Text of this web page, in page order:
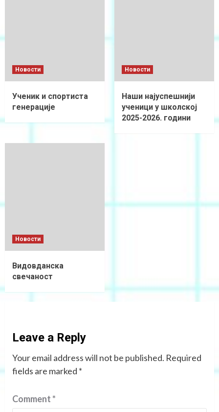
Новости
Ученик и спортиста
генерације
Новости
Наши најуспешнији
ученици у школској
2025-2026. години
Новости
Видовданска
свечаност
Leave a Reply
Your email address will not be published. Required
fields are marked *
Comment*